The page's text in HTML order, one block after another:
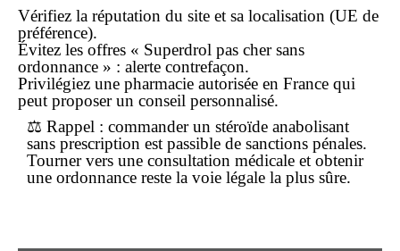
Vérifiez la réputation du site et sa localisation (UE de
préférence).
Évitez les offres « Superdrol pas cher sans
ordonnance » : alerte contrefaçon.
Privilégiez une pharmacie autorisée en France qui
peut proposer un conseil personnalisé.
⚖️ Rappel : commander un stéroïde anabolisant
sans prescription est passible de sanctions pénales.
Tourner vers une consultation médicale et obtenir
une ordonnance reste la voie légale la plus sûre.